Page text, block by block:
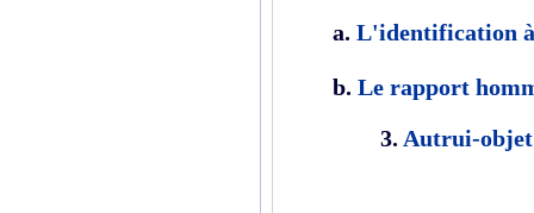
a. L'identification
b. Le rapport
3. Autrui-